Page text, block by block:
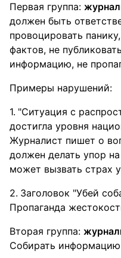
Первая группа:
должен быть
провоцировать
фактов, не
информацию, не
Примеры нарушений:
"Ситуация с
достигла уровня
Журналист пишет о
должен делать упор
может вызвать страх
Заголовок "Убей
Пропаганда
Вторая группа:
Собирать